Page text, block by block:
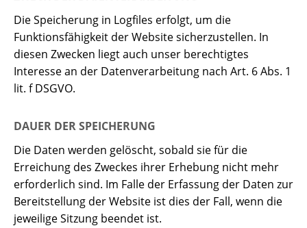
Die Speicherung in Logfiles erfolgt, um die
Funktionsfähigkeit der Website sicherzustellen. In
diesen Zwecken liegt auch unser berechtigtes
Interesse an der Datenverarbeitung nach Art. 6 Abs. 1
lit. f DSGVO.
DAUER DER SPEICHERUNG
Die Daten werden gelöscht, sobald sie für die
Erreichung des Zweckes ihrer Erhebung nicht mehr
erforderlich sind. Im Falle der Erfassung der Daten zur
Bereitstellung der Website ist dies der Fall, wenn die
jeweilige Sitzung beendet ist.